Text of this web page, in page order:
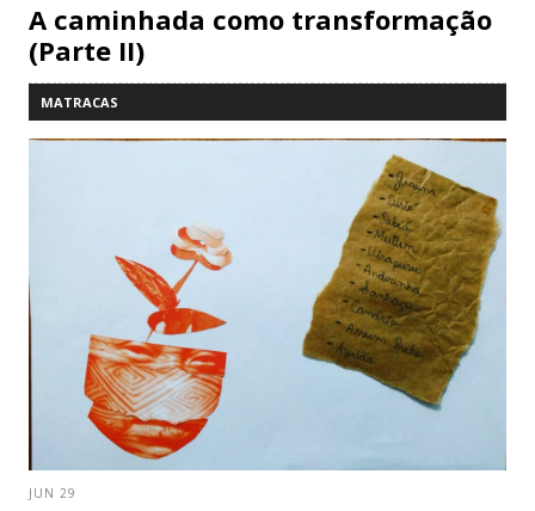
A caminhada como transformação
(Parte II)
MATRACAS
JUN 29